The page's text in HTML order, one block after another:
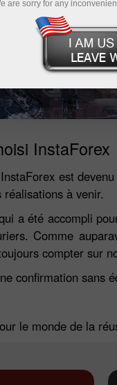
InstaForex
est
à venir.
a été accompli
Comme
compter sur
confirmation
le monde de la
are sorry for any